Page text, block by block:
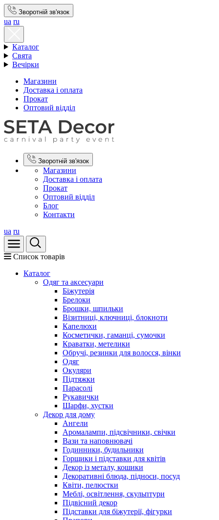
Зворотній зв'язок
ua ru
Каталог
Свята
Вечірки
Магазини
Доставка і оплата
Прокат
Оптовий відділ
Зворотній зв'язок
Магазини
Доставка і оплата
Прокат
Оптовий відділ
Блог
Контакти
ua ru
Список товарів
Каталог
Oдяг та аксесуари
Біжутерія
Брелоки
Брошки, шпильки
Візитниці, ключниці, блокноти
Капелюхи
Косметички, гаманці, сумочки
Краватки, метелики
Обручі, резинки для волосся, вінки
Одяг
Окуляри
Підтяжки
Парасолі
Рукавички
Шарфи, хустки
Декор для дому
Ангели
Аромалампи, підсвічники, свічки
Вази та наповнювачі
Годинники, будильники
Горщики і підставки для квітів
Декор із металу, кошики
Декоративні блюда, підноси, посуд
Квіти, пелюстки
Меблі, освітлення, скульптури
Підвісний декор
Підставки для біжутерії, фігурки